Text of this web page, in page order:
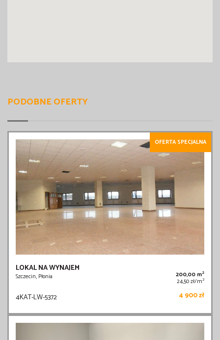
PODOBNE OFERTY
OFERTA SPECJALNA
LOKAL NA WYNAJEM
Szczecin, Płonia 200,00 m2
24,50 zł/m2
4KAT-LW-5372 4 900 zł